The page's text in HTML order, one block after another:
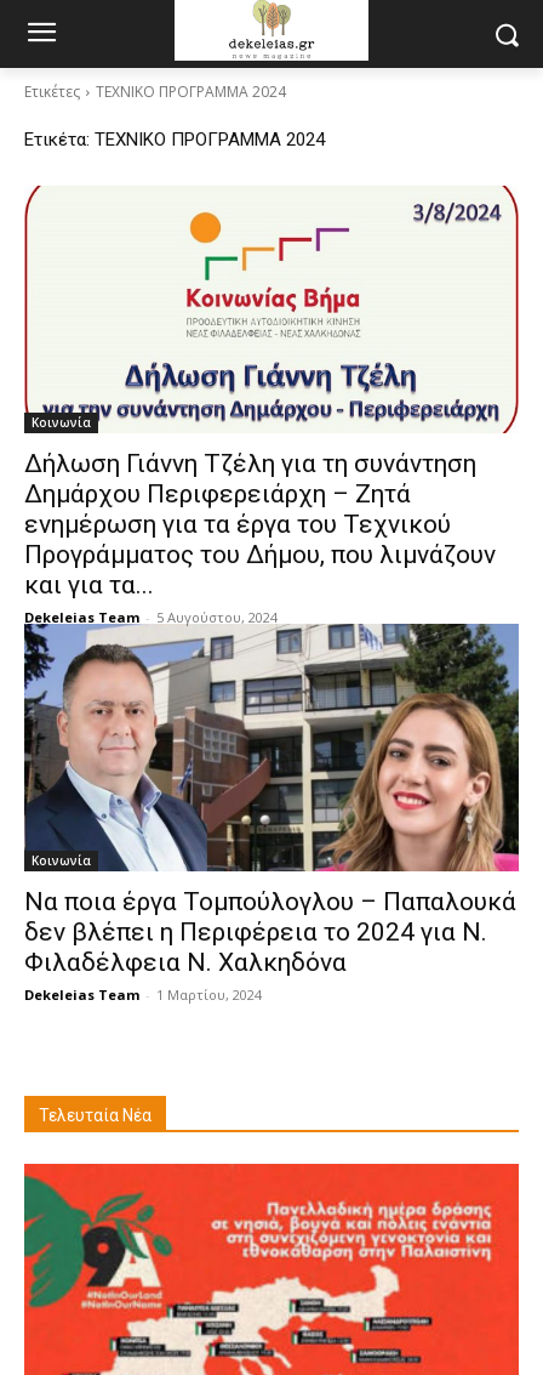
Ετικέτες ΤΕΧΝΙΚΟ ΠΡΟΓΡΑΜΜΑ 2024
Ετικέτα: ΤΕΧΝΙΚΟ ΠΡΟΓΡΑΜΜΑ 2024
Κοινωνία
Δήλωση Γιάννη Τζέλη για τη συνάντηση
Δημάρχου Περιφερειάρχη – Ζητά
ενημέρωση για τα έργα του Τεχνικού
Προγράμματος του Δήμου, που λιμνάζουν
και για τα...
Dekeleias Team - 5 Αυγούστου, 2024
Κοινωνία
Να ποια έργα Τομπούλογλου – Παπαλουκά
δεν βλέπει η Περιφέρεια το 2024 για Ν.
Φιλαδέλφεια Ν. Χαλκηδόνα
Dekeleias Team - 1 Μαρτίου, 2024
Τελευταία Νέα